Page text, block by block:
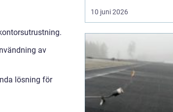
av
lösning för
bygg- och
anläggningsindustrin.
kombination av teknik
bergstruktur, gör
bergsprängning det
möjligt att forma
landskap ...
10 juni 2026